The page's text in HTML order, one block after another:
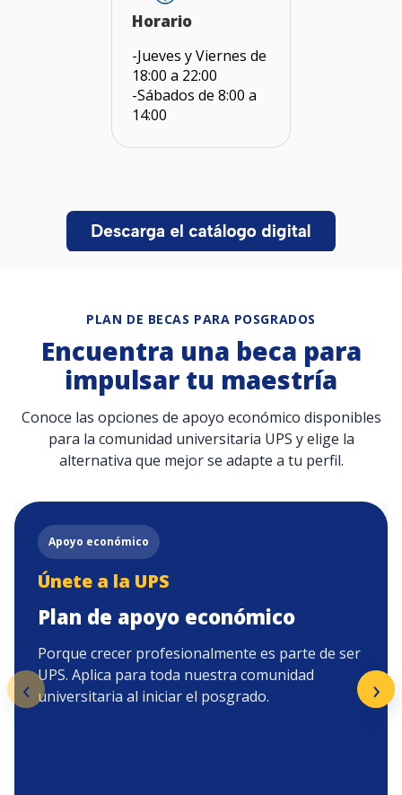
Horario
-Jueves y Viernes de
18:00 a 22:00
-Sábados de 8:00 a
14:00
PLAN DE BECAS PARA POSGRADOS
Encuentra una beca para
impulsar tu maestría
Conoce las opciones de apoyo económico disponibles
para la comunidad universitaria UPS y elige la
alternativa que mejor se adapte a tu perfil.
‹
Apoyo económico
Únete a la UPS
Plan de apoyo económico
Porque crecer profesionalmente es parte de ser
UPS. Aplica para toda nuestra comunidad
universitaria al iniciar el posgrado.
›